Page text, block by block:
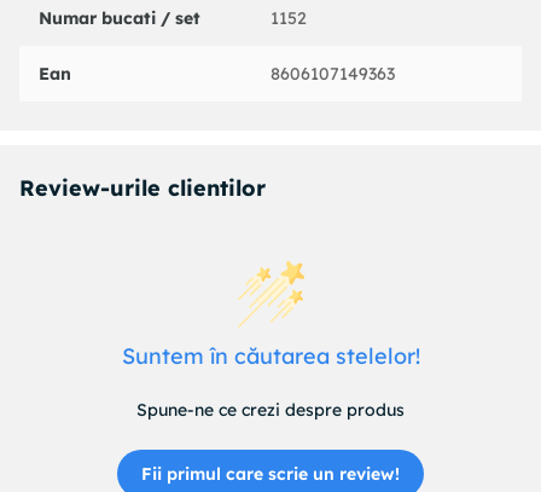
Numar bucati / set 1152
Ean 8606107149363
Review-urile clientilor
Suntem în căutarea stelelor!
Spune-ne ce crezi despre produs
Fii primul care scrie un review!